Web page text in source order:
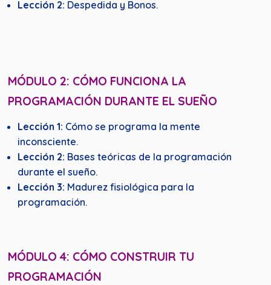
Lección 2: Despedida y Bonos.
MÓDULO 2: CÓMO FUNCIONA LA
PROGRAMACIÓN DURANTE EL SUEÑO
Lección 1: Cómo se programa la mente
inconsciente.
Lección 2: Bases teóricas de la programación
durante el sueño.
Lección 3: Madurez fisiológica para la
programación.
MÓDULO 4: CÓMO CONSTRUIR TU
PROGRAMACIÓN